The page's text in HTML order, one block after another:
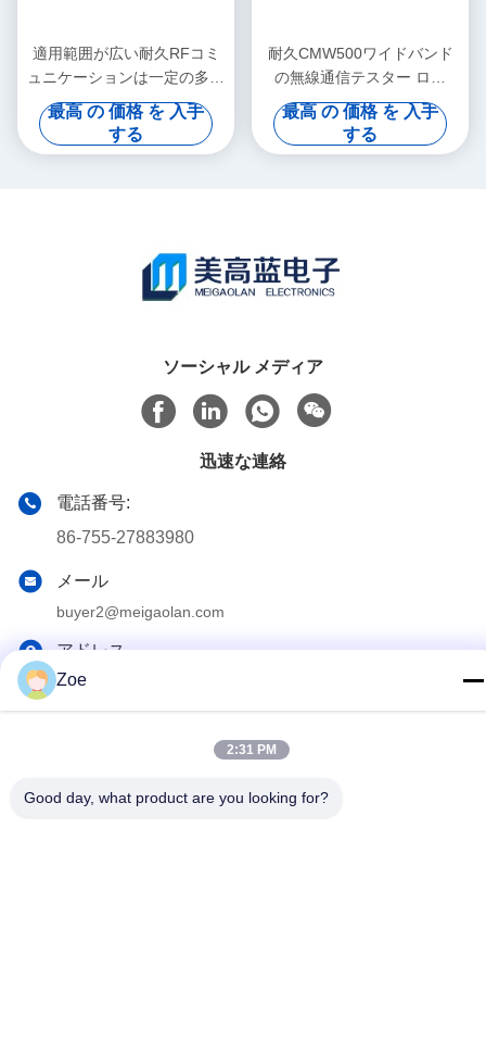
適用範囲が広い耐久RFコミ
ュニケーションは一定の多技
術R&S CMW100をテストす
る
最高 の 価格 を 入手
する
耐久CMW500ワイドバンド
の無線通信テスター ロー
デ・シュワルツ
最高 の 価格 を 入手
する
ソーシャル メディア
迅速な連絡
電話番号:
86-755-27883980
メール
buyer2@meigaolan.com
アドレス
RA1-B2、Dongjianghaoyuan、Baomin RdのBao'an地区、シ
中国 良質 RFのスペクトル検光子 提供者 著作権 2023-2026
Zoe
2:31 PM
Good day, what product are you looking for?